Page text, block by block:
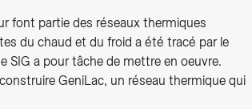
font partie des réseaux thermiques
du chaud et du froid a été tracé par le
SIG a pour tâche de mettre en oeuvre.
GeniLac, un réseau thermique qui